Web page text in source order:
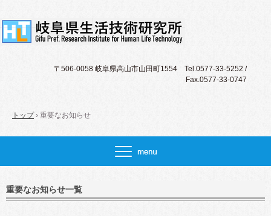
〒506-0058 岐阜県高山市山田町1554 Tel.0577-33-5252 /
Fax.0577-33-0747
トップ › 重要なお知らせ
重要なお知らせ一覧